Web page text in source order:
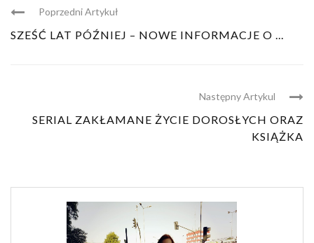
Poprzedni Artykuł
SZEŚĆ LAT PÓŹNIEJ – NOWE INFORMACJE O ...
Następny Artykul
SERIAL ZAKŁAMANE ŻYCIE DOROSŁYCH ORAZ
KSIĄŻKA